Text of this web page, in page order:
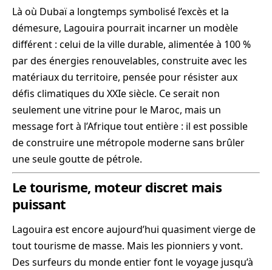
Là où Dubaï a longtemps symbolisé l’excès et la
démesure, Lagouira pourrait incarner un modèle
différent : celui de la ville durable, alimentée à 100 %
par des énergies renouvelables, construite avec les
matériaux du territoire, pensée pour résister aux
défis climatiques du XXIe siècle. Ce serait non
seulement une vitrine pour le Maroc, mais un
message fort à l’Afrique tout entière : il est possible
de construire une métropole moderne sans brûler
une seule goutte de pétrole.
Le tourisme, moteur discret mais
puissant
Lagouira est encore aujourd’hui quasiment vierge de
tout tourisme de masse. Mais les pionniers y vont.
Des surfeurs du monde entier font le voyage jusqu’à